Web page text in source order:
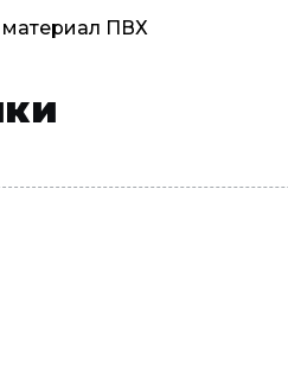
материал ПВХ